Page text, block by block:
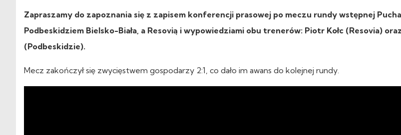
Zapraszamy do zapoznania się z zapisem konferencji prasowej po meczu rundy wstępnej
Podbeskidziem Bielsko-Biała, a Resovią i wypowiedziami obu trenerów: Piotr Kołc (Resovia)
(Podbeskidzie).
Mecz zakończył się zwycięstwem gospodarzy 2:1, co dało im awans do kolejnej rundy.